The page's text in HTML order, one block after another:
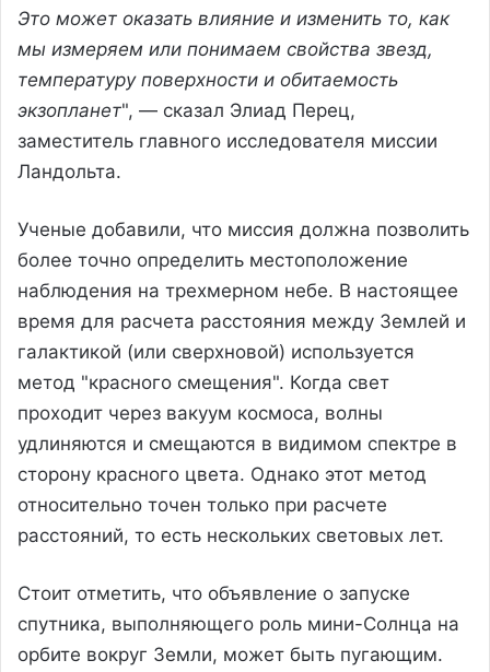
Это может оказать влияние и изменить то, как
мы измеряем или понимаем свойства звезд,
температуру поверхности и обитаемость
экзопланет", — сказал Элиад Перец,
заместитель главного исследователя миссии
Ландольта.
Ученые добавили, что миссия должна позволить
более точно определить местоположение
наблюдения на трехмерном небе. В настоящее
время для расчета расстояния между Землей и
галактикой (или сверхновой) используется
метод "красного смещения". Когда свет
проходит через вакуум космоса, волны
удлиняются и смещаются в видимом спектре в
сторону красного цвета. Однако этот метод
относительно точен только при расчете
расстояний, то есть нескольких световых лет.
Стоит отметить, что объявление о запуске
спутника, выполняющего роль мини-Солнца на
орбите вокруг Земли, может быть пугающим.